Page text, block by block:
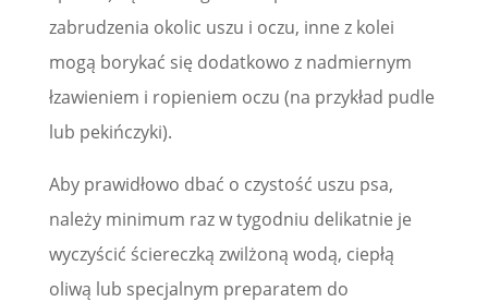
zabrudzenia okolic uszu i oczu, inne z kolei
mogą borykać się dodatkowo z nadmiernym
łzawieniem i ropieniem oczu (na przykład pudle
lub pekińczyki).
Aby prawidłowo dbać o czystość uszu psa,
należy minimum raz w tygodniu delikatnie je
wyczyścić ściereczką zwilżoną wodą, ciepłą
oliwą lub specjalnym preparatem do